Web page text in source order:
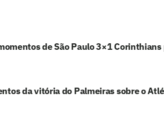
de São Paulo 3×1 Corinthians
da vitória do Palmeiras sobre o